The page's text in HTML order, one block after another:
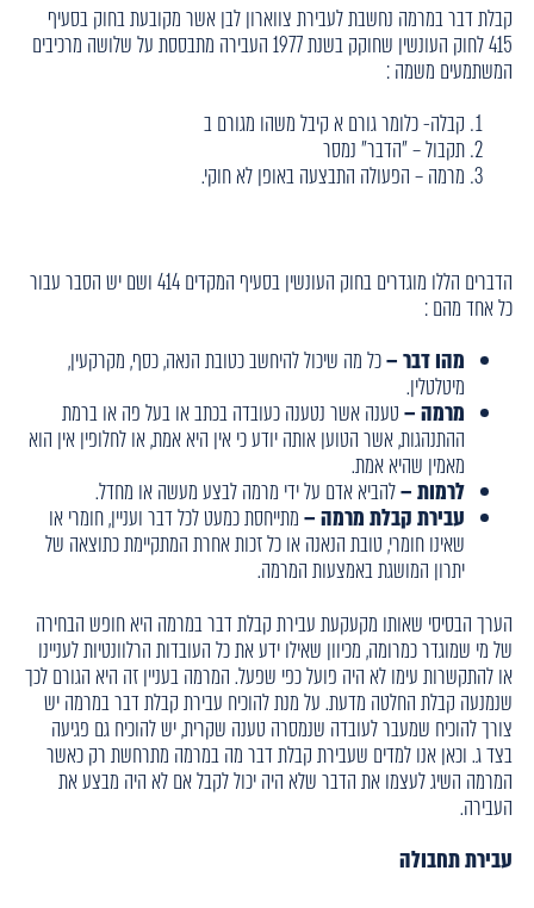
קבלת דבר במרמה נחשבת לעבירת צווארון לבן אשר מקובעת בחוק בסעיף
415 לחוק העונשין שחוקק בשנת 1977 העבירה מתבססת על שלושה מרכיבים
המשתמעים משמה :
קבלה- כלומר גורם א קיבל משהו מגורם ב
תקבול – "הדבר" נמסר
מרמה – הפעולה התבצעה באופן לא חוקי.
הדברים הללו מוגדרים בחוק העונשין בסעיף המקדים 414 ושם יש הסבר עבור
כל אחד מהם :
מהו דבר –כל מה שיכול להיחשב כטובת הנאה, כסף, מקרקעין,
מיטלטלין.
מרמה –טענה אשר נטענה כעובדה בכתב או בעל פה או ברמת
ההתנהגות, אשר הטוען אותה יודע כי אין היא אמת, או לחלופין אין הוא
מאמין שהיא אמת.
לרמות –להביא אדם על ידי מרמה לבצע מעשה או מחדל.
עבירת קבלת מרמה –מתייחסת כמעט לכל דבר ועניין, חומרי או
שאינו חומרי, טובת הנאנה או כל זכות אחרת המתקיימת כתוצאה של
יתרון המושגת באמצעות המרמה.
הערך הבסיסי שאותו מקעקעת עבירת קבלת דבר במרמה היא חופש הבחירה
של מי שמוגדר כמרומה, מכיוון שאילו ידע את כל העובדות הרלוונטיות לעניינו
או להתקשרות עימו לא היה פועל כפי שפעל. המרמה בעניין זה היא הגורם לכך
שנמנעה קבלת החלטה מדעת. על מנת להוכיח עבירת קבלת דבר במרמה יש
צורך להוכיח שמעבר לעובדה שנמסרה טענה שקרית, יש להוכיח גם פגיעה
בצד ג. וכאן אנו למדים שעבירת קבלת דבר מה במרמה מתרחשת רק כאשר
המרמה השיג לעצמו את הדבר שלא היה יכול לקבל אם לא היה מבצע את
העבירה.
עבירת תחבולה